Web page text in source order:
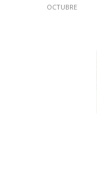
OCTUBRE